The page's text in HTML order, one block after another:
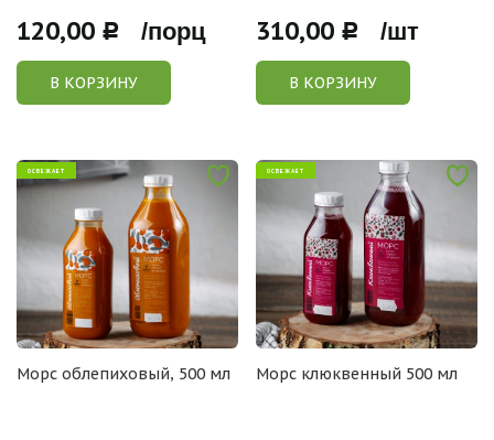
120,00 Р /порц
В КОРЗИНУ
310,00 Р /шт
В КОРЗИНУ
ОСВЕЖАЕТ
Морс облепиховый, 500 мл
ОСВЕЖАЕТ
Морс клюквенный 500 мл